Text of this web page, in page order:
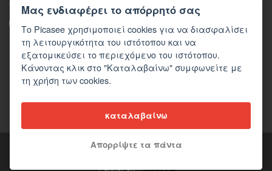
Υπαναχώρηση από τη σύμβαση πώλησης
Παράπονο
ΕΠΙΚΟΙΝΩΝΊΑ
Επικοινωνία
Φόρμα επικοινωνίας
Χονδρική πώληση
Μέσα ενημέρωσης σχετικά με εμάς
Copyright © 2026 Picasee
Partner of:
Μας ενδιαφέρει το απόρρητό σας
Το Picasee χρησιμοποιεί cookies για να διασφαλίσει
τη λειτουργικότητα του ιστότοπου και να
εξατομικεύσει το περιεχόμενο του ιστότοπου.
Κάνοντας κλικ στο "Καταλαβαίνω" συμφωνείτε με
τη χρήση των cookies.
καταλαβαίνω
Απορρίψτε τα πάντα